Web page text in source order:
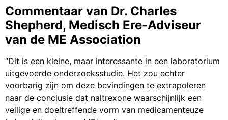
Commentaar van Dr. Charles
Shepherd, Medisch Ere-Adviseur
van de ME Association
“Dit is een kleine, maar interessante in een laboratorium
uitgevoerde onderzoeksstudie. Het zou echter
voorbarig zijn om deze bevindingen te extrapoleren
naar de conclusie dat naltrexone waarschijnlijk een
veilige en doeltreffende vorm van medicamenteuze